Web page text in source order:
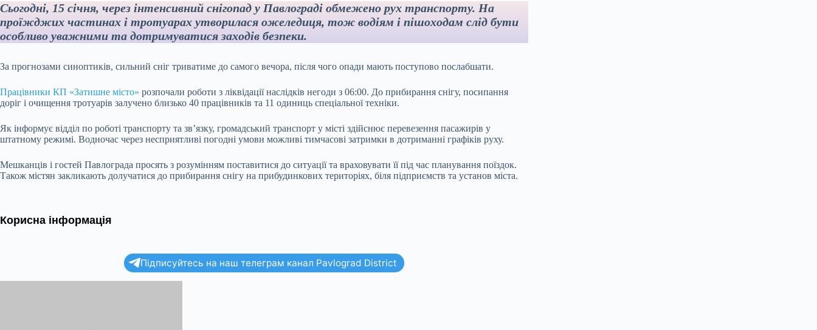
Сьогодні, 15 січня, через інтенсивний снігопад у Павлограді обмежено рух транспорту. На
проїжджих частинах і тротуарах утворилася ожеледиця, тож водіям і пішоходам слід бути
особливо уважними та дотримуватися заходів безпеки.
За прогнозами синоптиків, сильний сніг триватиме до самого вечора, після чого опади мають поступово послабшати.
Працівники КП «Затишне місто» розпочали роботи з ліквідації наслідків негоди з 06:00. До прибирання снігу, посипання
доріг і очищення тротуарів залучено близько 40 працівників та 11 одиниць спеціальної техніки.
Як інформує відділ по роботі транспорту та зв’язку, громадський транспорт у місті здійснює перевезення пасажирів у
штатному режимі. Водночас через несприятливі погодні умови можливі тимчасові затримки в дотриманні графіків руху.
Мешканців і гостей Павлограда просять з розумінням поставитися до ситуації та враховувати її під час планування поїздок.
Також містян закликають долучатися до прибирання снігу на прибудинкових територіях, біля підприємств та установ міста.
Корисна інформація
Підписуйтесь на наш телеграм канал Pavlograd District